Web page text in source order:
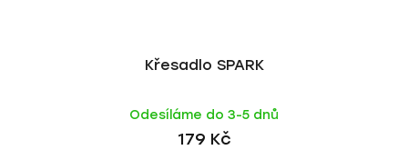
Křesadlo SPARK
Odesíláme do 3-5 dnů
179 Kč